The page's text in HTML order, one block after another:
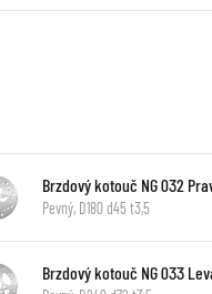
Brzdový kotouč NG 032
Pevný, D180 d45 t3,5
Brzdový kotouč NG 033